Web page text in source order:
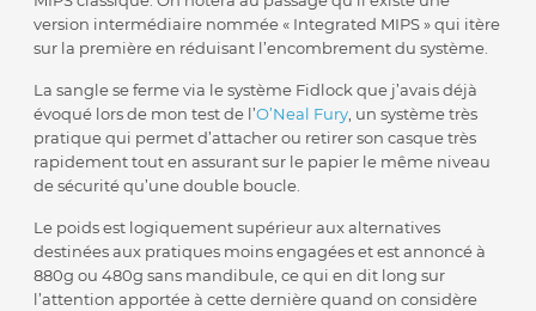
version intermédiaire nommée « Integrated MIPS » qui itère
sur la première en réduisant l’encombrement du système.
La sangle se ferme via le système Fidlock que j’avais déjà
évoqué lors de mon test de l’O’Neal Fury, un système très
pratique qui permet d’attacher ou retirer son casque très
rapidement tout en assurant sur le papier le même niveau
de sécurité qu’une double boucle.
Le poids est logiquement supérieur aux alternatives
destinées aux pratiques moins engagées et est annoncé à
880g ou 480g sans mandibule, ce qui en dit long sur
l’attention apportée à cette dernière quand on considère